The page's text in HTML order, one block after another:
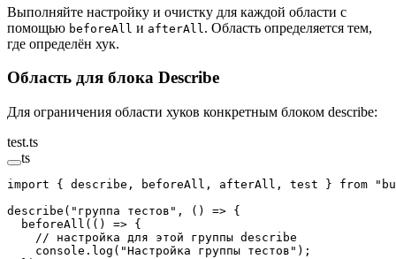
Выполняйте настройку и очистку для каждой области с
помощью beforeAll и afterAll . Область определяется тем,
где определён хук.
Область для блока Describe
Для ограничения области хуков конкретным блоком describe:
test.ts
ts
import { describe, beforeAll, afterAll, test } from
describe ( "группа тестов" , () => {
  beforeAll
(() => {
    // настройка для этой группы describe
    console.
log ( "Настройка группы тестов" );